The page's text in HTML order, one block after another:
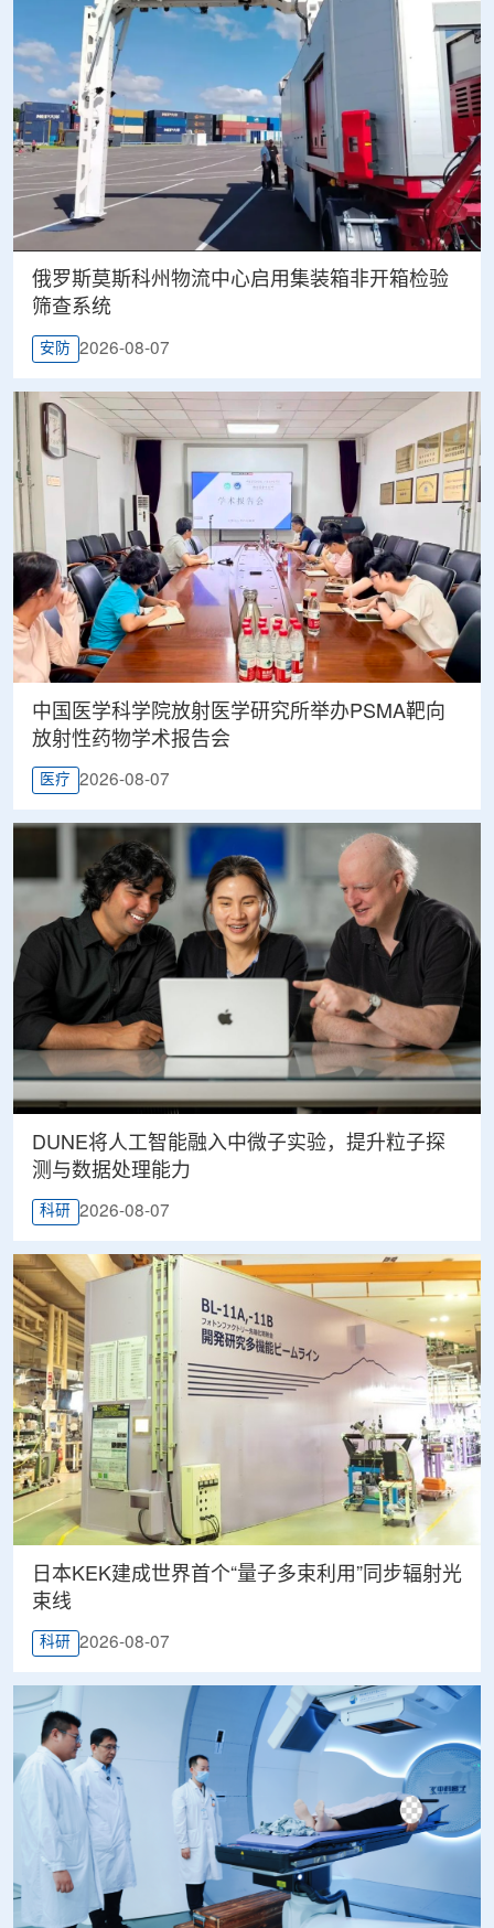
俄罗斯莫斯科州物流中心启用集装箱非开箱检验
筛查系统
安防 2026-08-07
中国医学科学院放射医学研究所举办PSMA靶向
放射性药物学术报告会
医疗 2026-08-07
DUNE将人工智能融入中微子实验，提升粒子探
测与数据处理能力
科研 2026-08-07
日本KEK建成世界首个“量子多束利用”同步辐射光
束线
科研 2026-08-07